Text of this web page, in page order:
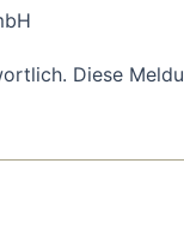
Diese